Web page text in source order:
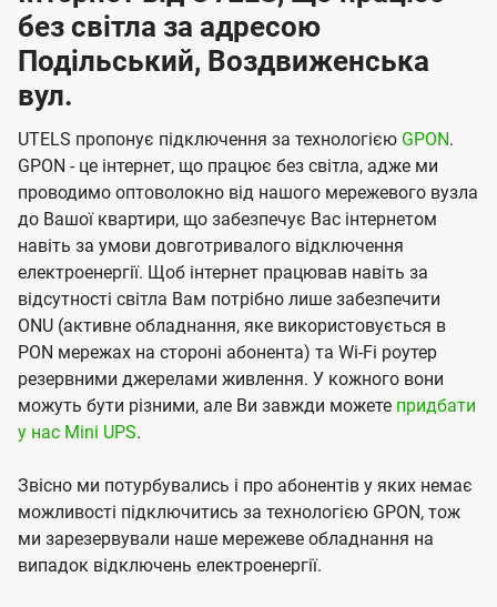
без світла за адресою
Подільський, Воздвиженська
вул.
UTELS пропонує підключення за технологією GPON.
GPON - це інтернет, що працює без світла, адже ми
проводимо оптоволокно від нашого мережевого вузла
до Вашої квартири, що забезпечує Вас інтернетом
навіть за умови довготривалого відключення
електроенергії. Щоб інтернет працював навіть за
відсутності світла Вам потрібно лише забезпечити
ONU (активне обладнання, яке використовується в
PON мережах на стороні абонента) та Wi-Fi роутер
резервними джерелами живлення. У кожного вони
можуть бути різними, але Ви завжди можете придбати
у нас Mini UPS.
Звісно ми потурбувались і про абонентів у яких немає
можливості підключитись за технологією GPON, тож
ми зарезервували наше мережеве обладнання на
випадок відключень електроенергії.